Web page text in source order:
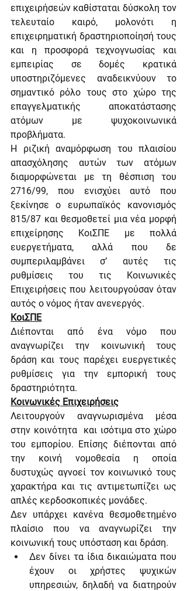
επιχειρήσεών καθίσταται δύσκολη τον
τελευταίο καιρό, μολονότι η
επιχειρηματική δραστηριοποίησή τους
και η προσφορά τεχνογνωσίας και
εμπειρίας σε δομές κρατικά
υποστηριζόμενες αναδεικνύουν το
σημαντικό ρόλο τους στο χώρο της
επαγγελματικής αποκατάστασης
ατόμων με ψυχοκοινωνικά
προβλήματα.
Η ριζική αναμόρφωση του πλαισίου
απασχόλησης αυτών των ατόμων
διαμορφώνεται με τη θέσπιση του
2716/99, που ενισχύει αυτό που
ξεκίνησε ο ευρωπαϊκός κανονισμός
815/87 και θεσμοθετεί μια νέα μορφή
επιχείρησης ΚοιΣΠΕ με πολλά
ευεργετήματα, αλλά που δε
συμπεριλαμβάνει σ’ αυτές τις
ρυθμίσεις του τις Κοινωνικές
Επιχειρήσεις που λειτουργούσαν όταν
αυτός ο νόμος ήταν ανενεργός.
ΚοιΣΠΕ
Διέπονται από ένα νόμο που
αναγνωρίζει την κοινωνική τους
δράση και τους παρέχει ευεργετικές
ρυθμίσεις για την εμπορική τους
δραστηριότητα.
Κοινωνικές Επιχειρήσεις
Λειτουργούν αναγνωρισμένα μέσα
στην κοινότητα  και ισότιμα στο χώρο
του εμπορίου. Επίσης διέπονται από
την κοινή νομοθεσία η οποία
δυστυχώς αγνοεί τον κοινωνικό τους
χαρακτήρα και τις αντιμετωπίζει ως
απλές κερδοσκοπικές μονάδες.
Δεν υπάρχει κανένα θεσμοθετημένο
πλαίσιο που να αναγνωρίζει την
κοινωνική τους υπόσταση και δράση.
Δεν δίνει τα ίδια δικαιώματα που
έχουν οι χρήστες ψυχικών
υπηρεσιών, δηλαδή να διατηρούν